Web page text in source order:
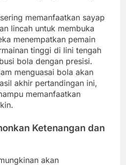
memanfaatkan sayap
lincah untuk membuka
menempatkan pemain
tinggi di lini tengah
bola dengan presisi.
menguasai bola akan
akhir pertandingan ini,
memanfaatkan
Ketenangan dan
akan